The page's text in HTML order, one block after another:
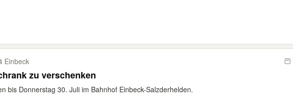
Einbeck
zu verschenken
bis Donnerstag 30. Juli im Bahnhof Einbeck-Salzderhelden.